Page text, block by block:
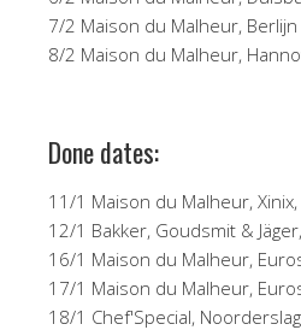
7/2 Maison du Malheur, Berlijn
8/2 Maison du Malheur,
Done dates:
11/1 Maison du Malheur,
12/1 Bakker, Goudsmit &
16/1 Maison du Malheur,
17/1 Maison du Malheur,
18/1 Chef'Special,